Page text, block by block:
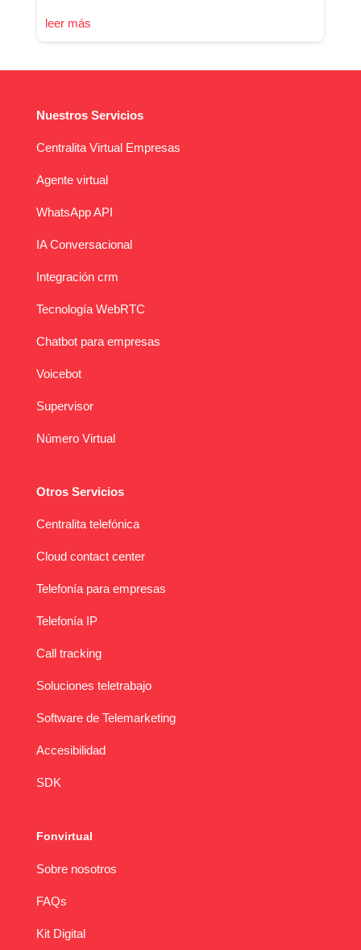
leer más
Nuestros Servicios
Centralita Virtual Empresas
Agente virtual
WhatsApp API
IA Conversacional
Integración crm
Tecnología WebRTC
Chatbot para empresas
Voicebot
Supervisor
Número Virtual
Otros Servicios
Centralita telefónica
Cloud contact center
Telefonía para empresas
Telefonía IP
Call tracking
Soluciones teletrabajo
Software de Telemarketing
Accesibilidad
SDK
Fonvirtual
Sobre nosotros
FAQs
Kit Digital